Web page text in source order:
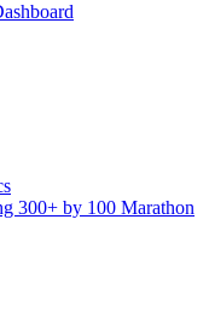
300+ by 100 Marathon